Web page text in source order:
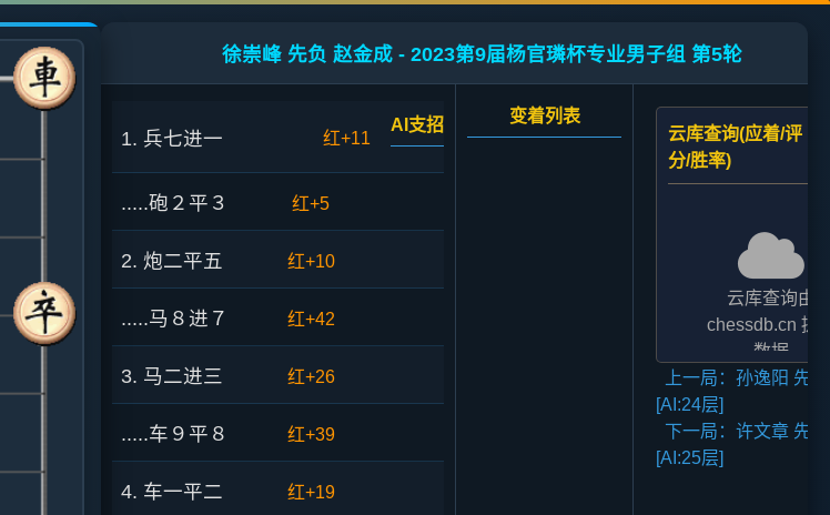
徐崇峰 先负 赵金成 - 2023第9届杨官璘杯专业男子组 第5轮
1. 兵七进一 红+11
AI支招
.....砲２平３ 红+5
2. 炮二平五 红+10
.....马８进７ 红+42
3. 马二进三 红+26
.....车９平８ 红+39
4. 车一平二 红+19
变着列表
云库查询(应着/评
分/胜率)
云库查询由
chessdb.cn 提
数据
AI支招,云库应
二者的评分表
法相差2至3倍,
上一局：孙逸阳 先
[AI:24层]
下一局：许文章 先
[AI:25层]